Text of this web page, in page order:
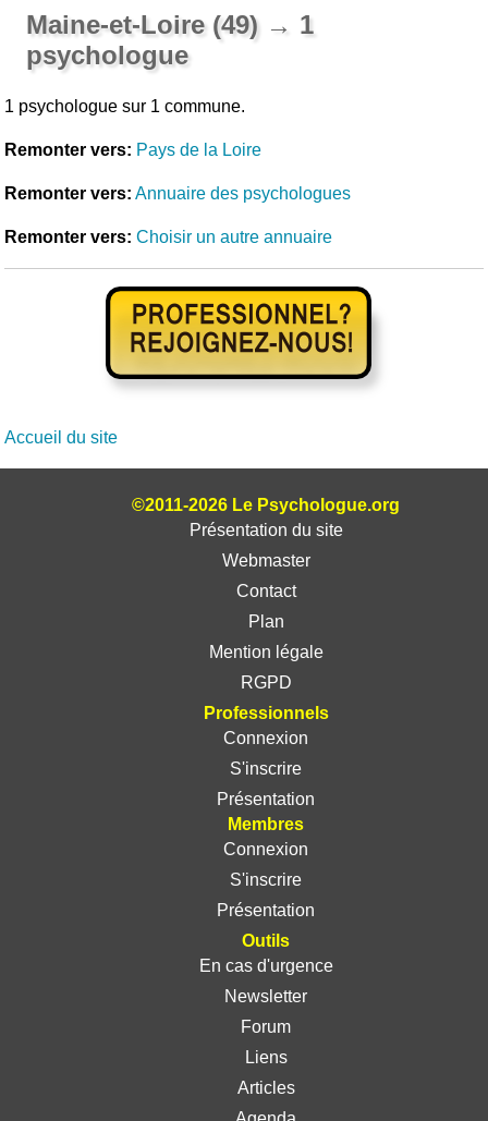
Maine-et-Loire (49) → 1
psychologue
1 psychologue sur 1 commune.
Remonter vers: Pays de la Loire
Remonter vers: Annuaire des psychologues
Remonter vers: Choisir un autre annuaire
Accueil du site
©2011-2026 Le Psychologue.org
Présentation du site
Webmaster
Contact
Plan
Mention légale
RGPD
Professionnels
Connexion
S'inscrire
Présentation
Membres
Connexion
S'inscrire
Présentation
Outils
En cas d'urgence
Newsletter
Forum
Liens
Articles